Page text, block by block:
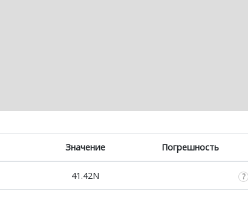
Значение Погрешность
41.42N